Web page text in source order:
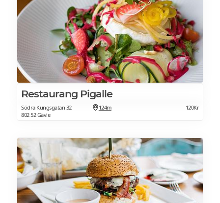
Restaurang Pigalle
Södra Kungsgatan 32
802 52 Gävle
124m 120Kr